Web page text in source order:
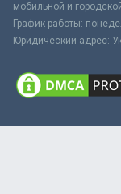
мобильной и
График работы:
Юридический адрес: